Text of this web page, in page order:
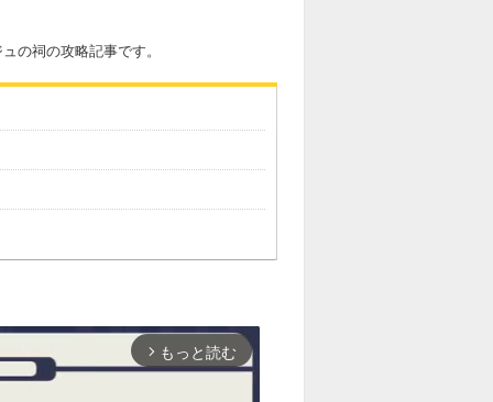
の祠の攻略記事です。
arrow_forward_ios もっと読む